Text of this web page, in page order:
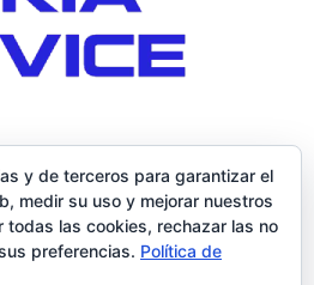
y de terceros para garantizar el
medir su uso y mejorar nuestros
todas las cookies, rechazar las no
preferencias. Política de